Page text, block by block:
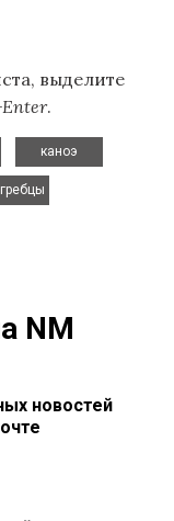
выделите
.
каноэ
NM
новостей